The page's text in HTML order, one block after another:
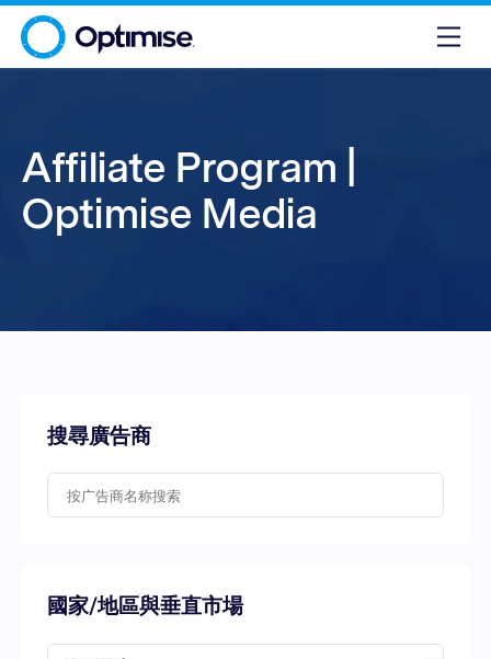
Affiliate Program |
Optimise Media
搜尋廣告商
國家/地區與垂直市場